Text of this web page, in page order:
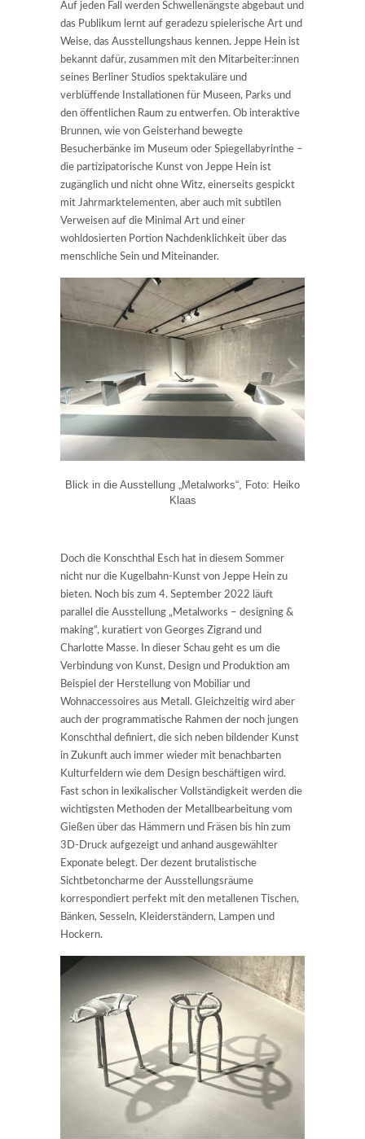
Auf jeden Fall werden Schwellenängste abgebaut und
das Publikum lernt auf geradezu spielerische Art und
Weise, das Ausstellungshaus kennen. Jeppe Hein ist
bekannt dafür, zusammen mit den Mitarbeiter:innen
seines Berliner Studios spektakuläre und
verblüffende Installationen für Museen, Parks und
den öffentlichen Raum zu entwerfen. Ob interaktive
Brunnen, wie von Geisterhand bewegte
Besucherbänke im Museum oder Spiegellabyrinthe –
die partizipatorische Kunst von Jeppe Hein ist
zugänglich und nicht ohne Witz, einerseits gespickt
mit Jahrmarktelementen, aber auch mit subtilen
Verweisen auf die Minimal Art und einer
wohldosierten Portion Nachdenklichkeit über das
menschliche Sein und Miteinander.
Blick in die Ausstellung „Metalworks“, Foto: Heiko
Klaas
Doch die Konschthal Esch hat in diesem Sommer
nicht nur die Kugelbahn-Kunst von Jeppe Hein zu
bieten. Noch bis zum 4. September 2022 läuft
parallel die Ausstellung „Metalworks – designing &
making“, kuratiert von Georges Zigrand und
Charlotte Masse. In dieser Schau geht es um die
Verbindung von Kunst, Design und Produktion am
Beispiel der Herstellung von Mobiliar und
Wohnaccessoires aus Metall. Gleichzeitig wird aber
auch der programmatische Rahmen der noch jungen
Konschthal definiert, die sich neben bildender Kunst
in Zukunft auch immer wieder mit benachbarten
Kulturfeldern wie dem Design beschäftigen wird.
Fast schon in lexikalischer Vollständigkeit werden die
wichtigsten Methoden der Metallbearbeitung vom
Gießen über das Hämmern und Fräsen bis hin zum
3D-Druck aufgezeigt und anhand ausgewählter
Exponate belegt. Der dezent brutalistische
Sichtbetoncharme der Ausstellungsräume
korrespondiert perfekt mit den metallenen Tischen,
Bänken, Sesseln, Kleiderständern, Lampen und
Hockern.